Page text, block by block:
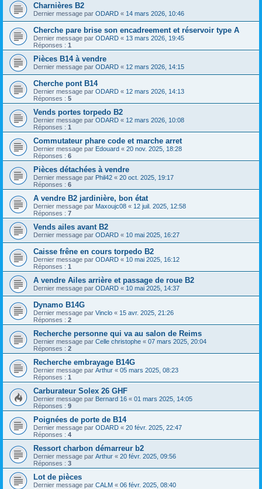
Charnières B2
Dernier message par ODARD « 14 mars 2026, 10:46
Cherche pare brise son encadreement et réservoir type A
Dernier message par ODARD « 13 mars 2026, 19:45
Réponses : 1
Pièces B14 à vendre
Dernier message par ODARD « 12 mars 2026, 14:15
Cherche pont B14
Dernier message par ODARD « 12 mars 2026, 14:13
Réponses : 5
Vends portes torpedo B2
Dernier message par ODARD « 12 mars 2026, 10:08
Réponses : 1
Commutateur phare code et marche arret
Dernier message par Edouard « 20 nov. 2025, 18:28
Réponses : 6
Pièces détachées à vendre
Dernier message par Phil42 « 20 oct. 2025, 19:17
Réponses : 6
A vendre B2 jardinière, bon état
Dernier message par Maxoujc08 « 12 juil. 2025, 12:58
Réponses : 7
Vends ailes avant B2
Dernier message par ODARD « 10 mai 2025, 16:27
Caisse frêne en cours torpedo B2
Dernier message par ODARD « 10 mai 2025, 16:12
Réponses : 1
A vendre Ailes arrière et passage de roue B2
Dernier message par ODARD « 10 mai 2025, 14:37
Dynamo B14G
Dernier message par Vinclo « 15 avr. 2025, 21:26
Réponses : 2
Recherche personne qui va au salon de Reims
Dernier message par Celle christophe « 07 mars 2025, 20:04
Réponses : 2
Recherche embrayage B14G
Dernier message par Arthur « 05 mars 2025, 08:23
Réponses : 1
Carburateur Solex 26 GHF
Dernier message par Bernard 16 « 01 mars 2025, 14:05
Réponses : 9
Poignées de porte de B14
Dernier message par ODARD « 20 févr. 2025, 22:47
Réponses : 4
Ressort charbon démarreur b2
Dernier message par Arthur « 20 févr. 2025, 09:56
Réponses : 3
Lot de pièces
Dernier message par CALM « 06 févr. 2025, 08:40